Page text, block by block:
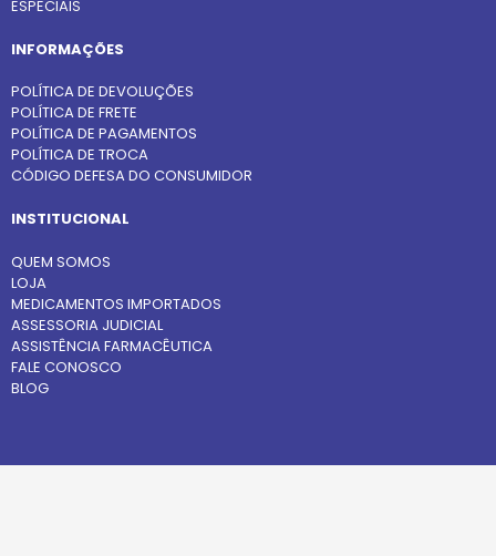
ESPECIAIS
INFORMAÇÕES
POLÍTICA DE DEVOLUÇÕES
POLÍTICA DE FRETE
POLÍTICA DE PAGAMENTOS
POLÍTICA DE TROCA
CÓDIGO DEFESA DO CONSUMIDOR
INSTITUCIONAL
QUEM SOMOS
LOJA
MEDICAMENTOS IMPORTADOS
ASSESSORIA JUDICIAL
ASSISTÊNCIA FARMACÊUTICA
FALE CONOSCO
BLOG